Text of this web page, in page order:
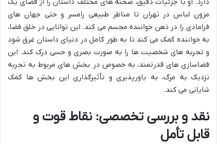
مزون لباس در تهران تا مناظر طبیعی رامسر و حتی جهان های
فرامادی را در ذهن خواننده مجسم می کند. این توانایی در خلق فضا،
به خواننده کمک می کند تا به طور کامل در دنیای داستان غرق شود
و تجربه های شخصیت ها را به صورت بصری و حسی درک کند. این
فضاسازی های قدرتمند، به خصوص در بخش های مربوط به تجربه
نزدیک به مرگ، به باورپذیری و تأثیرگذاری این بخش ها کمک
شایانی می کند.
نقد و بررسی تخصصی: نقاط قوت و
قابل تأمل